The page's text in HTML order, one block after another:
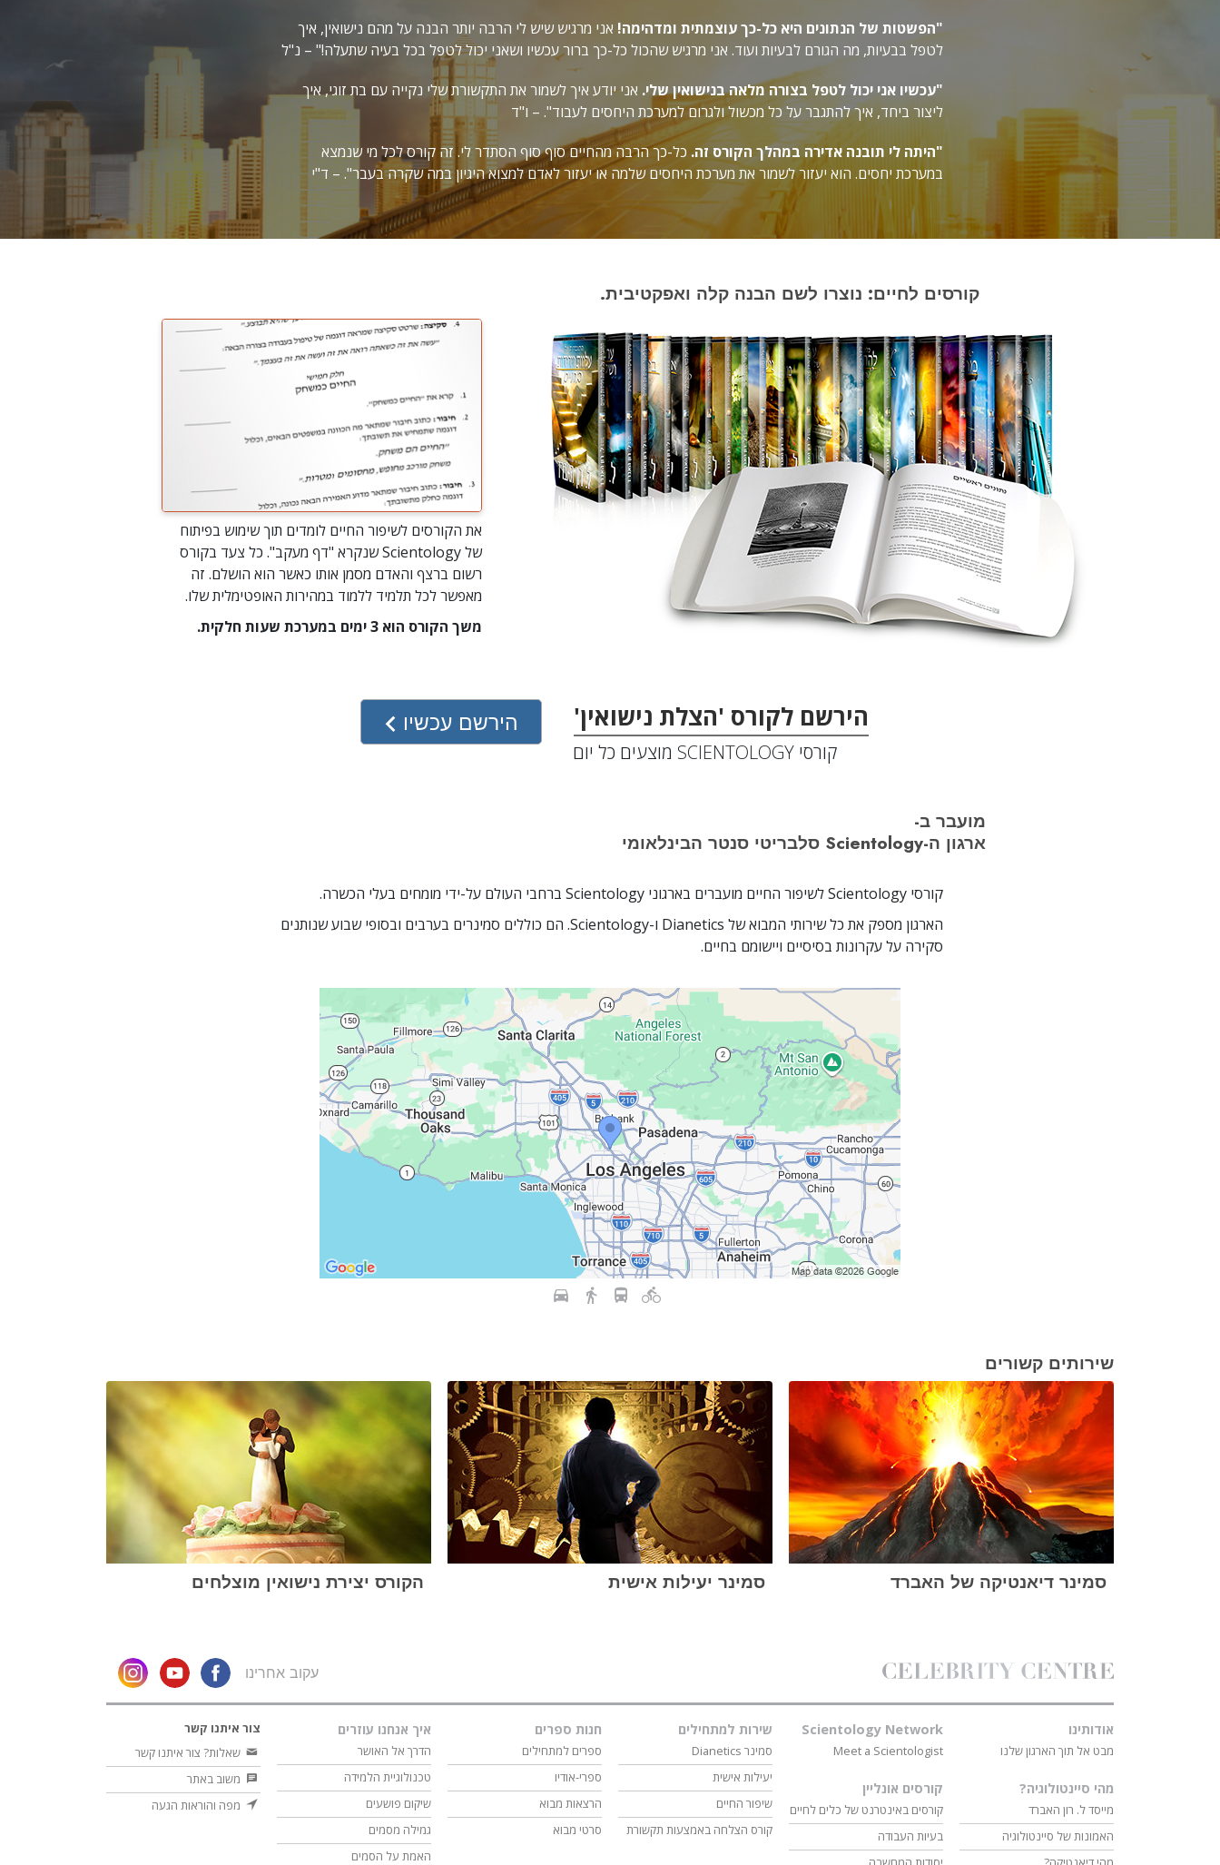
"הפשטות של הנתונים היא כל-כך עוצמתית ומדהימה! אני מרגיש שיש לי הרבה יותר הבנה על מהם נישואין, איך
לטפל בבעיות, מה הגורם לבעיות ועוד. אני מרגיש שהכול כל-כך ברור עכשיו ושאני יכול לטפל בכל בעיה שתעלה!" – נ"ל
"עכשיו אני יכול לטפל בצורה מלאה בנישואין שלי. אני יודע איך לשמור את התקשורת שלי נקייה עם בת זוגי, איך
ליצור ביחד, איך להתגבר על כל מכשול ולגרום למערכת היחסים לעבוד". – ו"ד
"היתה לי תובנה אדירה במהלך הקורס זה. כל-כך הרבה מהחיים סוף סוף הסתדר לי. זה קורס לכל מי שנמצא
במערכת יחסים. הוא יעזור לשמור את מערכת היחסים שלמה או יעזור לאדם למצוא היגיון במה שקרה בעבר". – ד"י
קורסים לחיים: נוצרו לשם הבנה קלה ואפקטיבית.
את הקורסים לשיפור החיים לומדים תוך שימוש בפיתוח
של Scientology שנקרא "דף מעקב". כל צעד בקורס
רשום ברצף והאדם מסמן אותו כאשר הוא הושלם. זה
מאפשר לכל תלמיד ללמוד במהירות האופטימלית שלו.
משך הקורס הוא 3 ימים במערכת שעות חלקית.
הירשם לקורס 'הצלת נישואין'
קורסי SCIENTOLOGY מוצעים כל יום
הירשם עכשיו
מועבר ב-
ארגון ה-Scientology סלבריטי סנטר הבינלאומי
קורסי Scientology לשיפור החיים מועברים בארגוני Scientology ברחבי העולם על-ידי מומחים בעלי הכשרה.
הארגון מספק את כל שירותי המבוא של Dianetics ו-Scientology. הם כוללים סמינרים בערבים ובסופי שבוע שנותנים
סקירה על עקרונות בסיסיים ויישומם בחיים.
שירותים קשורים
סמינר דיאנטיקה של האברד סמינר יעילות אישית הקורס יצירת נישואין מוצלחים
עקוב אחרינו
אודותינו
מבט אל תוך הארגון שלנו
מהי סיינטולוגיה?
מייסד ל. רון האברד
האמונות של סיינטולוגיה
Scientology Network
Meet a Scientologist
קורסים אונליין
קורסים באינטרנט של כלים לחיים
בעיות העבודה
שירות למתחילים
סמינר Dianetics
יעילות אישית
שיפור החיים
קורס הצלחה באמצעות תקשורת
חנות ספרים
ספרים למתחילים
ספרי-אודיו
הרצאות מבוא
סרטי מבוא
איך אנחנו עוזרים
הדרך אל האושר
טכנולוגיית הלמידה
שיקום פושעים
גמילה מסמים
האמת על הסמים
צור איתנו קשר
שאלות? צור איתנו קשר
משוב באתר
מפה והוראות הגעה